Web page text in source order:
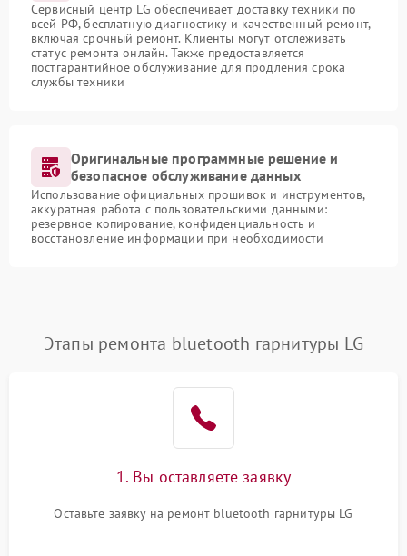
Сервисный центр LG обеспечивает доставку техники по
всей РФ, бесплатную диагностику и качественный ремонт,
включая срочный ремонт. Клиенты могут отслеживать
статус ремонта онлайн. Также предоставляется
постгарантийное обслуживание для продления срока
службы техники
Оригинальные программные решение и
безопасное обслуживание данных
Использование официальных прошивок и инструментов,
аккуратная работа с пользовательскими данными:
резервное копирование, конфиденциальность и
восстановление информации при необходимости
Этапы ремонта bluetooth гарнитуры LG
1. Вы оставляете заявку
Оставьте заявку на ремонт bluetooth гарнитуры LG